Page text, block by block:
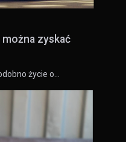
zyskać
życie o…